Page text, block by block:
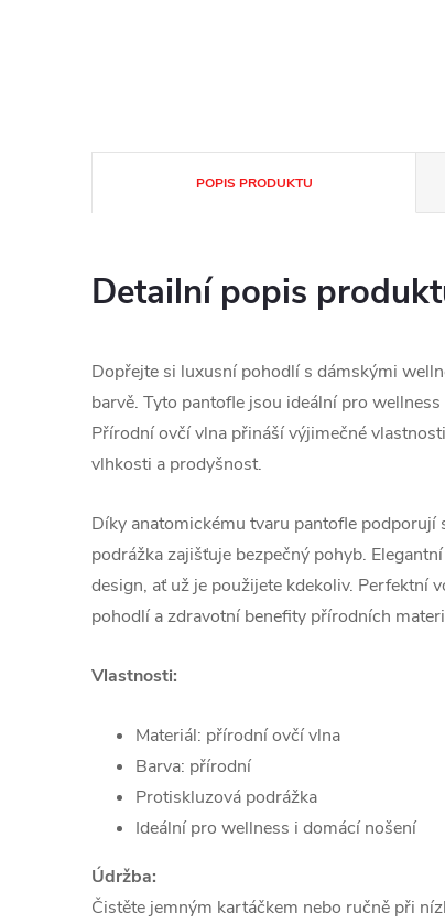
POPIS PRODUKTU
Detailní popis
Dopřejte si luxusní pohodlí s dámskými
barvě. Tyto pantofle jsou ideální pro
Přírodní ovčí vlna přináší výjimečné
vlhkosti a prodyšnost.
Díky anatomickému tvaru pantofle
podrážka zajišťuje bezpečný pohyb.
design, ať už je použijete kdekoliv. Perfektní
pohodlí a zdravotní benefity přírodních
Vlastnosti:
Materiál: přírodní ovčí vlna
Barva: přírodní
Protiskluzová podrážka
Ideální pro wellness i domácí nošení
Údržba:
Čistěte jemným kartáčkem nebo ručně při